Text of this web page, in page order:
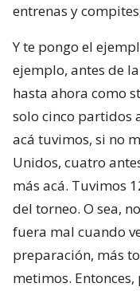
entrenas y
Y te pongo el
ejemplo, antes de
hasta ahora como
solo cinco partidos
acá tuvimos, si no
Unidos, cuatro
más acá. Tuvimos
del torneo. O sea,
fuera mal cuando
preparación, más
metimos. Entonces,